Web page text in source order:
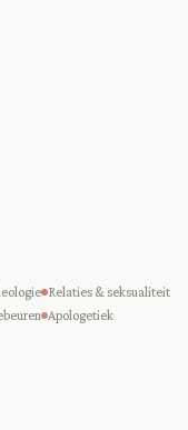
Relaties & seksualiteit
Apologetiek